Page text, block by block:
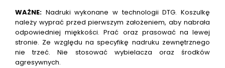
WAŻNE: Nadruki wykonane w technologii DTG. Koszulkę
należy wyprać przed pierwszym założeniem, aby nabrała
odpowiedniej miękkości. Prać oraz prasować na lewej
stronie. Ze względu na specyfikę nadruku zewnętrznego
nie trzeć. Nie stosować wybielacza oraz środków
agresywnych.